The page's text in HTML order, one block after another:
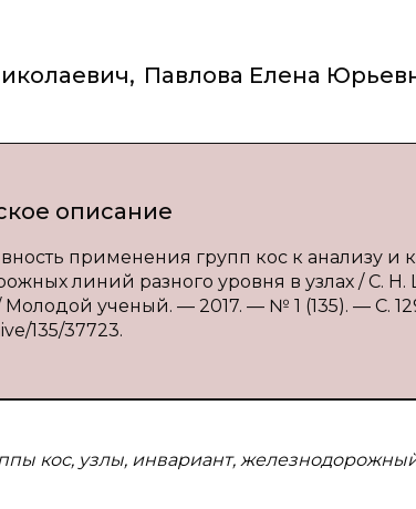
, Павлова Елена
описание
применения групп кос к анализу и
линий разного уровня в узлах / С.
ученый. — 2017. — № 1 (135). — С.
135/37723.
кос, узлы, инвариант,